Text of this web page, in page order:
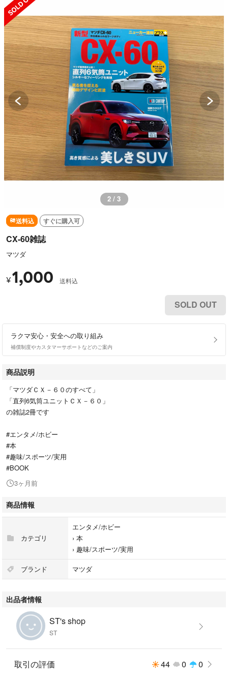
2 / 3
送料込 すぐに購入可
CX-60雑誌
マツダ
¥1,000 送料込
SOLD OUT
ラクマ安心・安全への取り組み
補償制度やカスタマーサポートなどのご案内
商品説明
「マツダＣＸ－６０のすべて」
「直列6気筒ユニットＣＸ－６０」
の雑誌2冊です
#エンタメ/ホビー
#本
#趣味/スポーツ/実用
#BOOK
3ヶ月前
商品情報
カテゴリ
エンタメ/ホビー
› 本
› 趣味/スポーツ/実用
ブランド マツダ
出品者情報
ST's shop
ST
取引の評価 44 0 0